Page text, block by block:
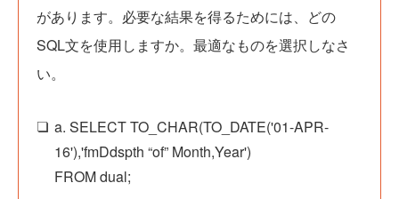
があります。必要な結果を得るためには、どの
SQL文を使用しますか。最適なものを選択しなさ
い。
a. SELECT TO_CHAR(TO_DATE('01-APR-
16'),'fmDdspth “of” Month,Year')
FROM dual;